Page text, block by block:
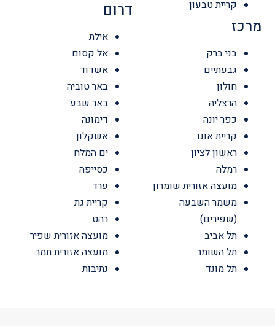
קריית טבעון
מרכז
בני ברק
גבעתיים
חולון
הרצליה
כפר יונה
קריית אונו
ראשון לציון
רמלה
מועצה אזורית שומרון
משמר השבעה
(שפירים)
תל אביב
תל השומר
תל מונד
דרום
אילת
אל קסום
אשדוד
באר טוביה
באר שבע
דימונה
אשקלון
ים המלח
כסייפה
ערד
קריית גת
רהט
מועצה אזורית שפיר
מועצה אזורית תמר
נתיבות